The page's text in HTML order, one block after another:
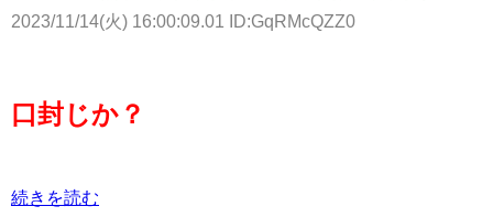
2023/11/14(火) 16:00:09.01 ID:GqRMcQZZ0
口封じか？
続きを読む